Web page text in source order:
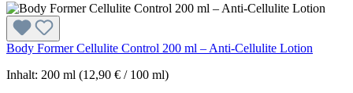
Body Former Cellulite Control 200 ml – Anti-Cellulite Lotion
Inhalt: 200 ml (12,90 € / 100 ml)